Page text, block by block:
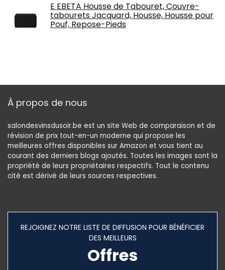
E EBETA Housse de Tabouret, Couvre-
tabourets Jacquard, Housse, Housse pour
Pouf, Repose-Pieds
À propos de nous
salondesvinsdusoir.be est un site Web de comparaison et de
révision de prix tout-en-un moderne qui propose les
meilleures offres disponibles sur Amazon et vous tient au
courant des derniers blogs ajoutés. Toutes les images sont la
propriété de leurs propriétaires respectifs. Tout le contenu
cité est dérivé de leurs sources respectives.
REJOIGNEZ NOTRE LISTE DE DIFFUSION POUR BÉNÉFICIER
DES MEILLEURS
Offres